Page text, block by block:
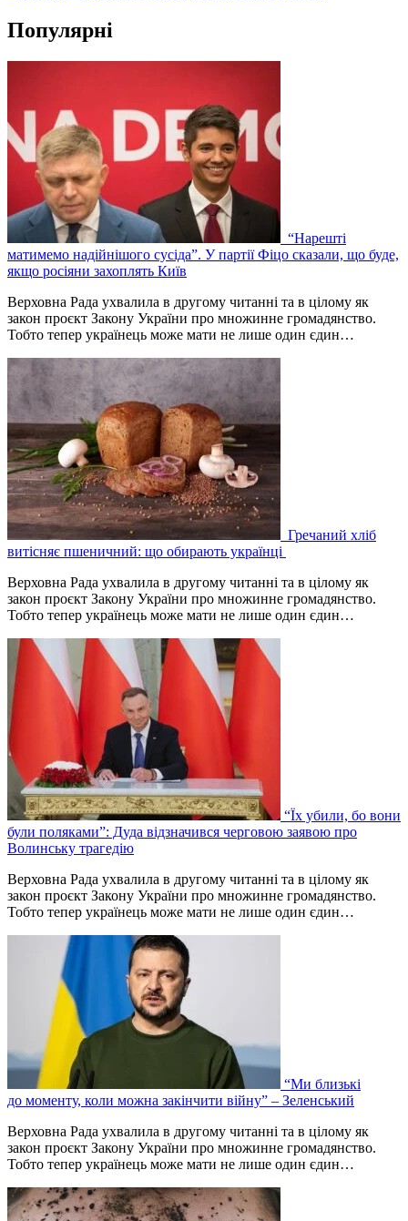
Популярні
“Нарешті
матимемо надійнішого сусіда”. У партії Фіцо сказали, що буде,
якщо росіяни захоплять Київ
Верховна Рада ухвалила в другому читанні та в цілому як
закон проєкт Закону України про множинне громадянство.
Тобто тепер українець може мати не лише один єдин…
Гречаний хліб
витісняє пшеничний: що обирають українці
Верховна Рада ухвалила в другому читанні та в цілому як
закон проєкт Закону України про множинне громадянство.
Тобто тепер українець може мати не лише один єдин…
“Їх убили, бо вони
були поляками”: Дуда відзначився черговою заявою про
Волинську трагедію
Верховна Рада ухвалила в другому читанні та в цілому як
закон проєкт Закону України про множинне громадянство.
Тобто тепер українець може мати не лише один єдин…
“Ми близькі
до моменту, коли можна закінчити війну” – Зеленський
Верховна Рада ухвалила в другому читанні та в цілому як
закон проєкт Закону України про множинне громадянство.
Тобто тепер українець може мати не лише один єдин…